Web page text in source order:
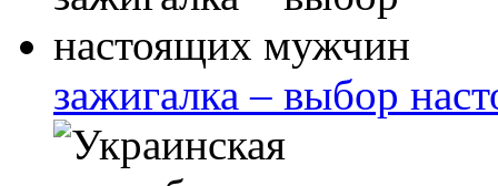
зажигалка – выбор